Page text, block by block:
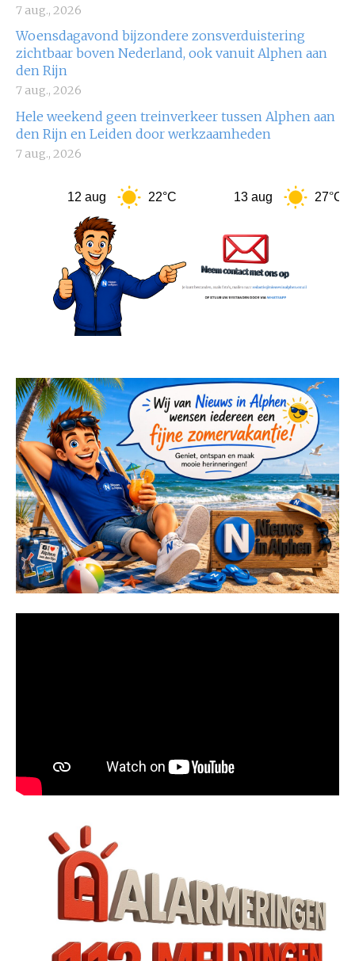
7 aug., 2026
Woensdagavond bijzondere zonsverduistering
zichtbaar boven Nederland, ook vanuit Alphen aan
den Rijn
7 aug., 2026
Hele weekend geen treinverkeer tussen Alphen aan
den Rijn en Leiden door werkzaamheden
7 aug., 2026
12 aug 22°C 13 aug 27°C